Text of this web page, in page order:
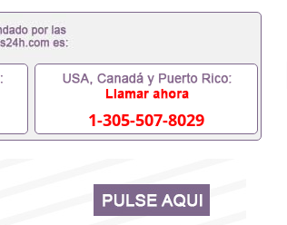
, 挂科拿不到毕业证怎么办, 毕业证丢
否因为中途辍学、挂科而没有正常
否因没正常毕业而导致回国得不到教
找工作没有文凭怎么办,怎么办理本科/
凭可靠吗551190476哪里可以买国外
打工作吗551190476怎么办理 外假毕
毕业证551190476留学生在哪里可以
办理假的毕业证成绩单可以吗
微信551190476国外毕业证外壳定制
文凭QQ微信551190476国外留学文
凭办理QQ微信551190476法国留学回
1-305-507-8029